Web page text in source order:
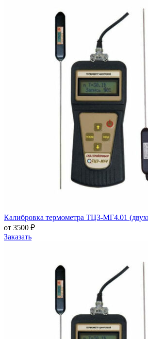
Калибровка термометра ТЦ3-МГ4.01
от 3500 ₽
Заказать